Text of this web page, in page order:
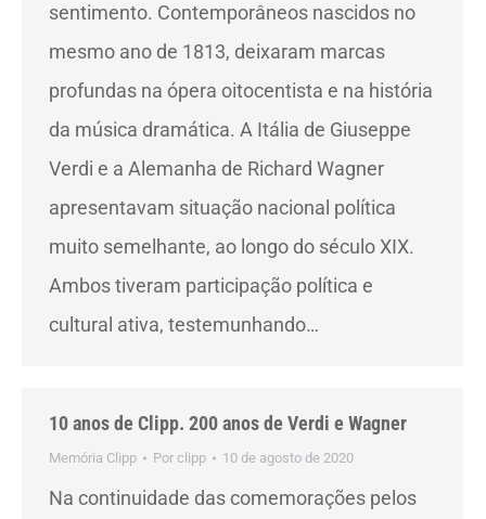
sentimento. Contemporâneos nascidos no
mesmo ano de 1813, deixaram marcas
profundas na ópera oitocentista e na história
da música dramática. A Itália de Giuseppe
Verdi e a Alemanha de Richard Wagner
apresentavam situação nacional política
muito semelhante, ao longo do século XIX.
Ambos tiveram participação política e
cultural ativa, testemunhando…
10 anos de Clipp. 200 anos de Verdi e Wagner
Memória Clipp Por clipp 10 de agosto de 2020
Na continuidade das comemorações pelos